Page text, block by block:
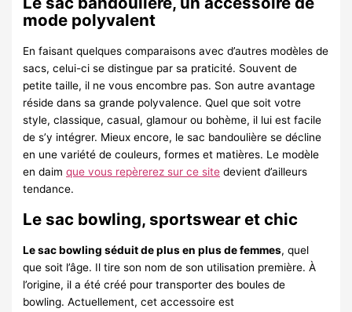
mode polyvalent
En faisant quelques comparaisons avec d’autres modèles de
sacs, celui-ci se distingue par sa praticité. Souvent de
petite taille, il ne vous encombre pas. Son autre avantage
réside dans sa grande polyvalence. Quel que soit votre
style, classique, casual, glamour ou bohème, il lui est facile
de s’y intégrer. Mieux encore, le sac bandoulière se décline
en une variété de couleurs, formes et matières. Le modèle
en daimque vous repèrerez sur ce site devient d’ailleurs
tendance.
Le sac bowling, sportswear et chic
Le sac bowling séduit de plus en plus de femmes, quel
que soit l’âge. Il tire son nom de son utilisation première. À
l’origine, il a été créé pour transporter des boules de
bowling. Actuellement, cet accessoire est